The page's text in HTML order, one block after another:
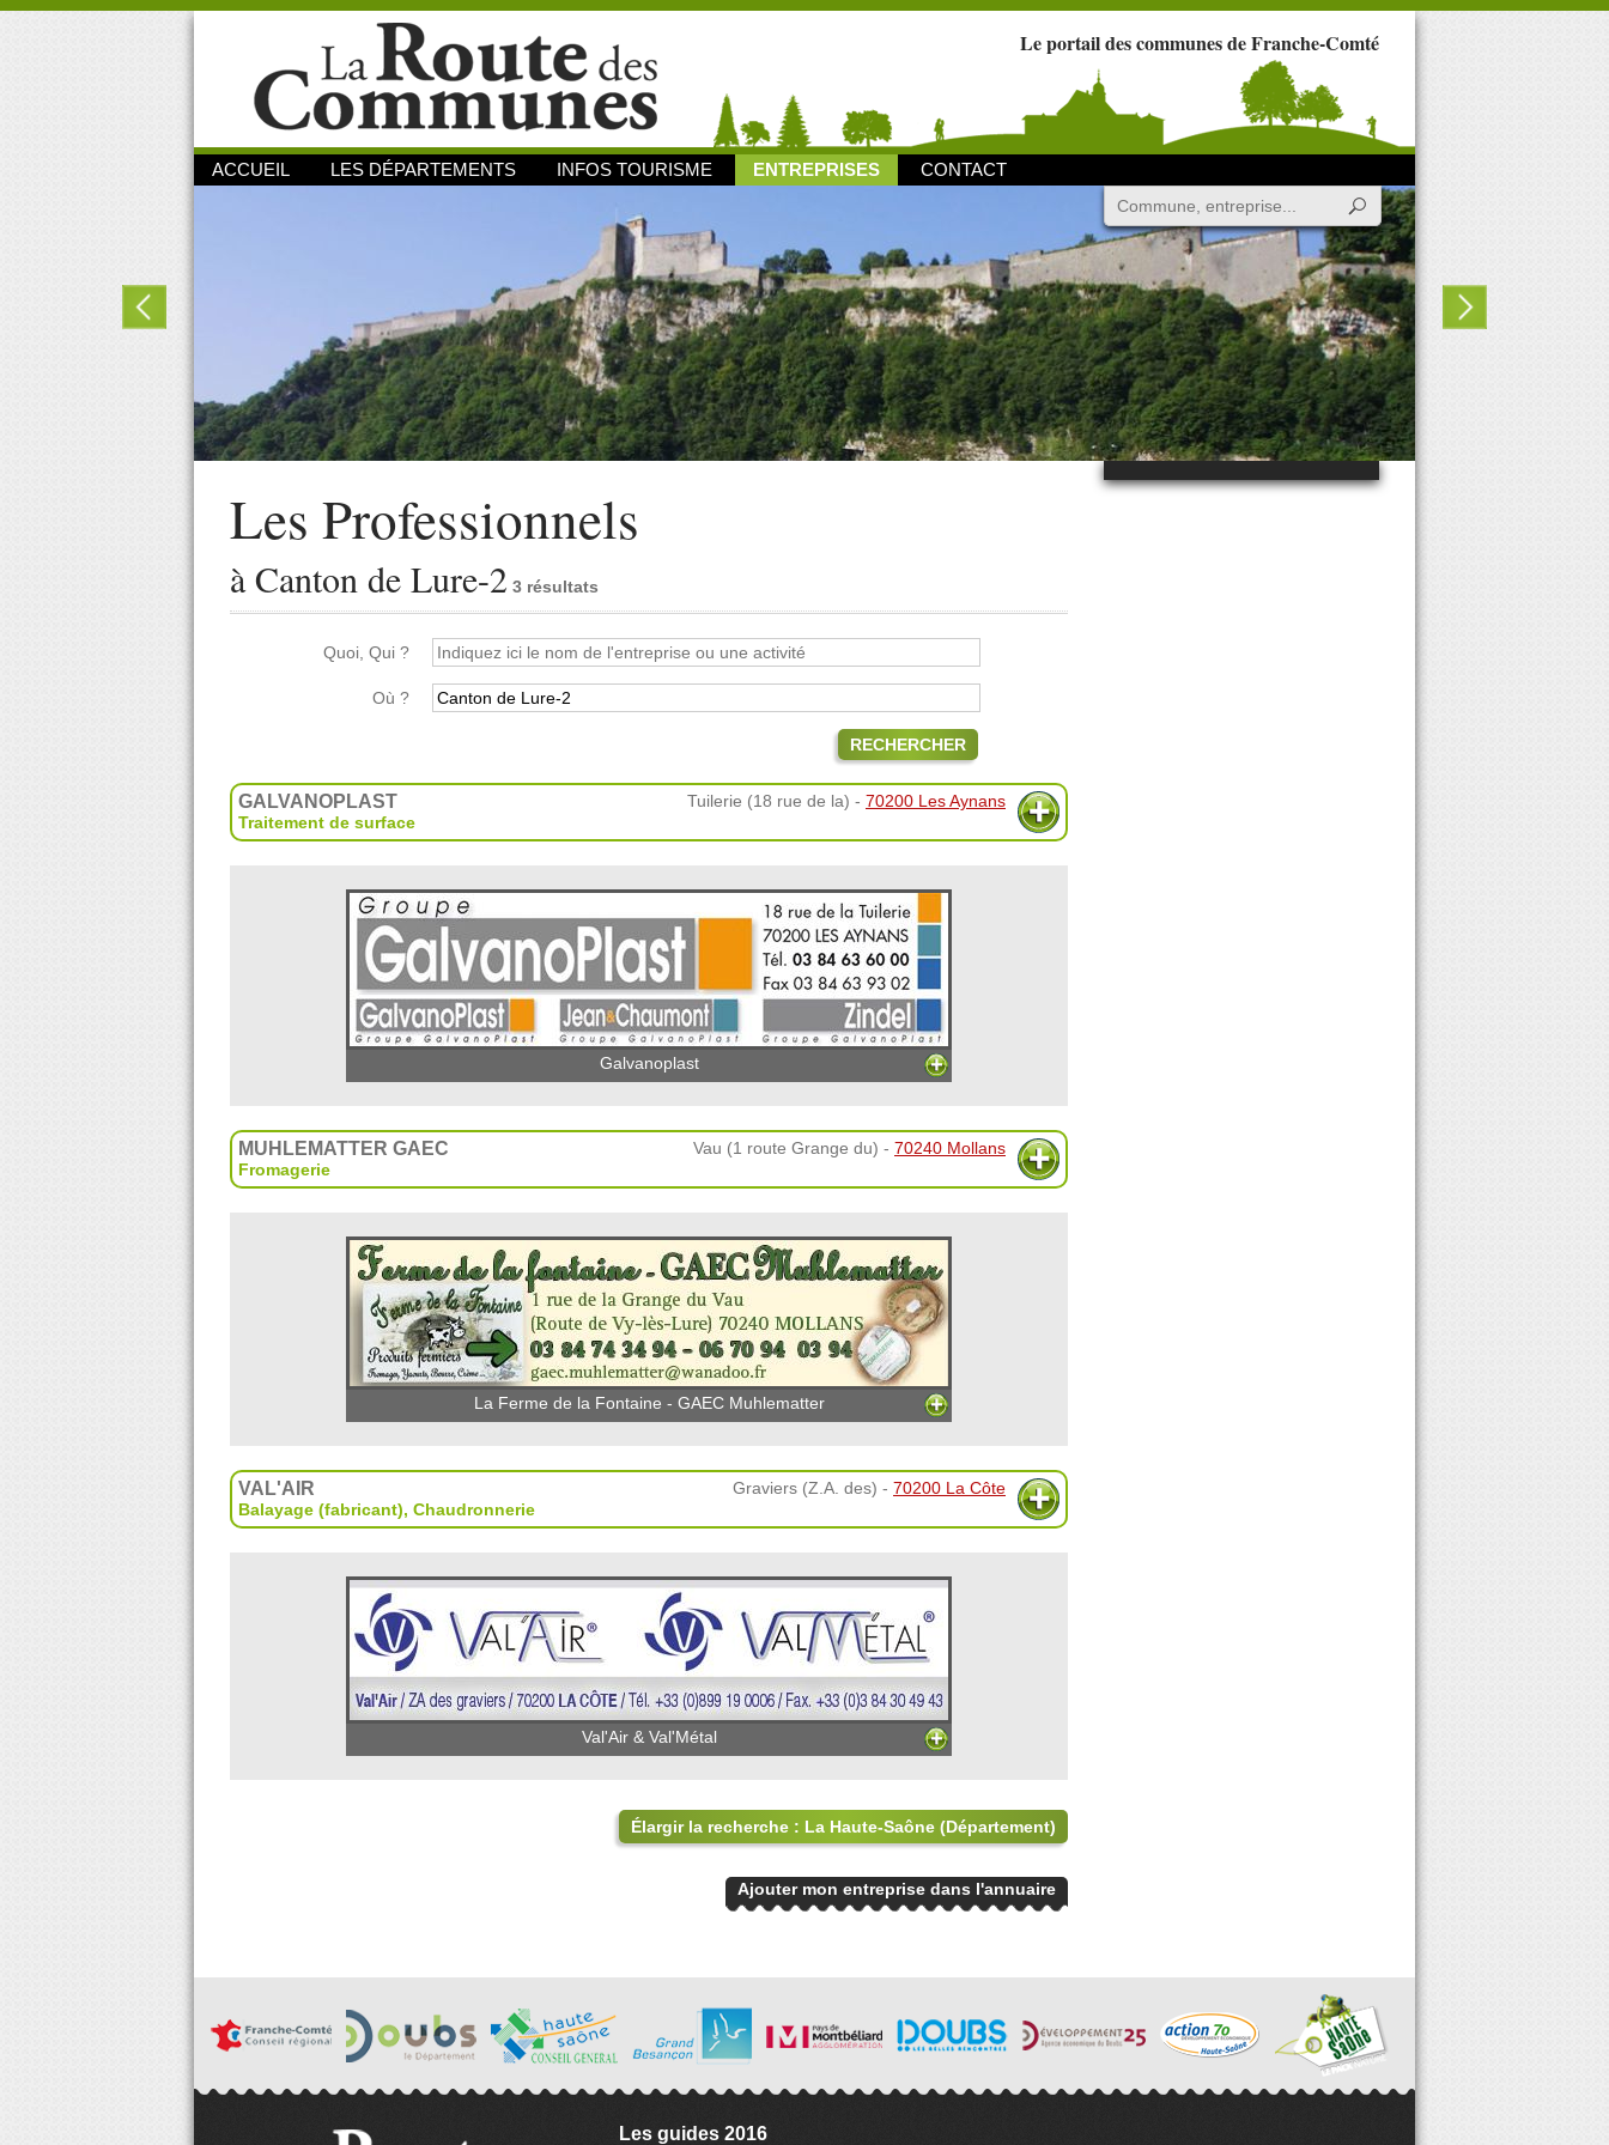
Le portail des communes de Franche-Comté
ACCUEIL LES DÉPARTEMENTS INFOS TOURISME ENTREPRISES CONTACT
Les Professionnels
à Canton de Lure-2 3 résultats
Quoi, Qui ?
Où ?
RECHERCHER
GALVANOPLAST Tuilerie (18 rue de la) - 70200 Les Aynans
Traitement de surface
Galvanoplast
MUHLEMATTER GAEC Vau (1 route Grange du) - 70240 Mollans
Fromagerie
La Ferme de la Fontaine - GAEC Muhlematter
VAL'AIR Graviers (Z.A. des) - 70200 La Côte
Balayage (fabricant), Chaudronnerie
Val'Air & Val'Métal
Élargir la recherche : La Haute-Saône (Département)
Ajouter mon entreprise dans l'annuaire
Les guides 2016